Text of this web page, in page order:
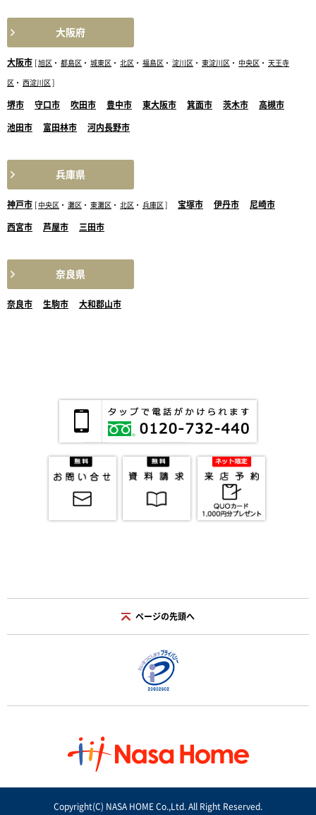
大阪府
大阪市 旭区 ・ 都島区 ・ 城東区 ・ 北区 ・ 福島区 ・ 淀川区 ・ 東淀川区 ・ 中央区 ・ 天王寺
区 ・ 西淀川区
堺市 守口市 吹田市 豊中市 東大阪市 箕面市 茨木市 高槻市
池田市 富田林市 河内長野市
兵庫県
神戸市 中央区 ・ 灘区 ・ 東灘区 ・ 北区 ・ 兵庫区 宝塚市 伊丹市 尼崎市
西宮市 芦屋市 三田市
奈良県
奈良市 生駒市 大和郡山市
ページの先頭へ
Copyright(C) NASA HOME Co.,Ltd. All Right Reserved.